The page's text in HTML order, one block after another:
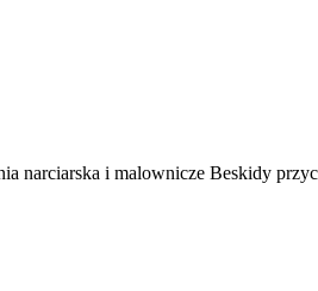
narciarska i malownicze Beskidy